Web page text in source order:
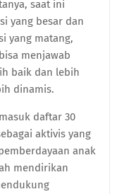
saat ini
yang besar dan
yang matang,
menjawab
baik dan lebih
dinamis.
daftar 30
aktivis yang
anak
mendirikan